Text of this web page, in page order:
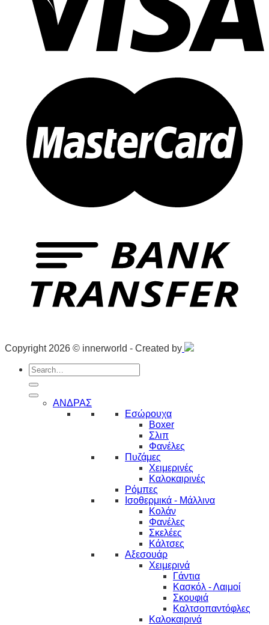
Copyright 2026 © innerworld - Created by
Search
for:
ΑΝΔΡΑΣ
Εσώρουχα
Boxer
Σλιπ
Φανέλες
Πυζάμες
Χειμερινές
Καλοκαιρινές
Ρόμπες
Ισοθερμικά - Μάλλινα
Κολάν
Φανέλες
Σκελέες
Κάλτσες
Αξεσουάρ
Χειμερινά
Γάντια
Κασκόλ - Λαιμοί
Σκουφιά
Καλτσοπαντόφλες
Καλοκαιρινά